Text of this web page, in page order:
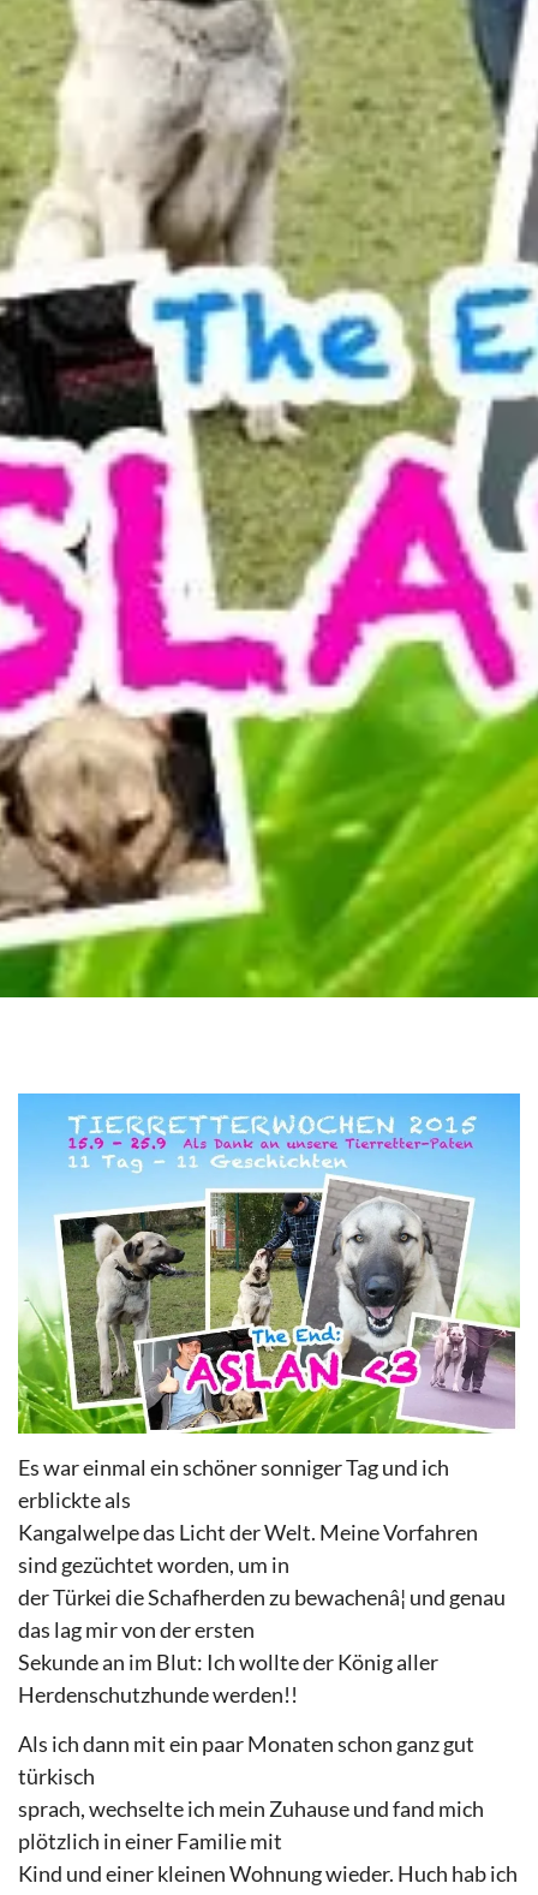
Es war einmal ein schöner sonniger Tag und ich
erblickte als
Kangalwelpe das Licht der Welt. Meine Vorfahren
sind gezüchtet worden, um in
der Türkei die Schafherden zu bewachenâ¦ und genau
das lag mir von der ersten
Sekunde an im Blut: Ich wollte der König aller
Herdenschutzhunde werden!!
Als ich dann mit ein paar Monaten schon ganz gut
türkisch
sprach, wechselte ich mein Zuhause und fand mich
plötzlich in einer Familie mit
Kind und einer kleinen Wohnung wieder. Huch hab ich